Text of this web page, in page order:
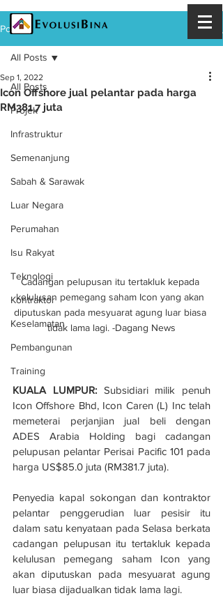
Post
All Posts
Projek
Infrastruktur
Semenanjung
Sabah & Sarawak
Luar Negara
Perumahan
Isu Rakyat
Teknologi
Kontraktor
Keselamatan
Pembangunan
Training
All Posts
Icon Offshore jual pelantar pada harga
RM381.7 juta
Sep 1, 2022
Cadangan pelupusan itu tertakluk kepada
kelulusan pemegang saham Icon yang akan
diputuskan pada mesyuarat agung luar biasa
tidak lama lagi. -Dagang News
KUALA LUMPUR: Subsidiari milik penuh
Icon Offshore Bhd, Icon Caren (L) Inc telah
memeterai perjanjian jual beli dengan
ADES Arabia Holding bagi cadangan
pelupusan pelantar Perisai Pacific 101 pada
harga US$85.0 juta (RM381.7 juta).
Penyedia kapal sokongan dan kontraktor
pelantar penggerudian luar pesisir itu
dalam satu kenyataan pada Selasa berkata
cadangan pelupusan itu tertakluk kepada
kelulusan pemegang saham Icon yang
akan diputuskan pada mesyuarat agung
luar biasa dijadualkan tidak lama lagi.